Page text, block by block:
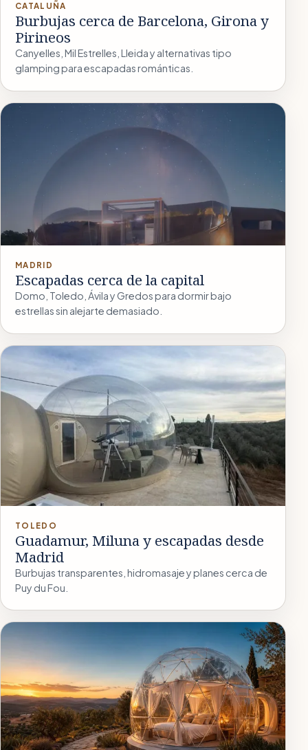
CATALUÑA
Burbujas cerca de Barcelona, Girona y
Pirineos
Canyelles, Mil Estrelles, Lleida y alternativas tipo
glamping para escapadas románticas.
MADRID
Escapadas cerca de la capital
Domo, Toledo, Ávila y Gredos para dormir bajo
estrellas sin alejarte demasiado.
TOLEDO
Guadamur, Miluna y escapadas desde
Madrid
Burbujas transparentes, hidromasaje y planes cerca de
Puy du Fou.